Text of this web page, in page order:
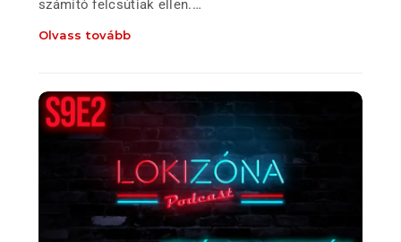
számító felcsútiak ellen.…
Olvass tovább